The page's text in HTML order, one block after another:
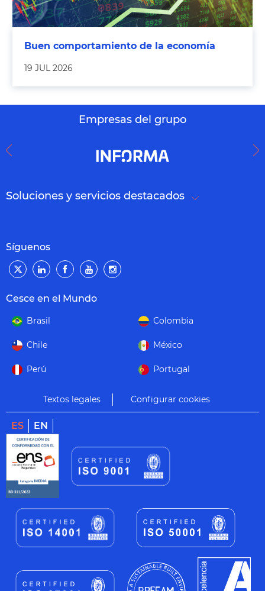
Buen comportamiento de la economía
19 JUL 2026
Empresas del grupo
Soluciones y servicios destacados
Síguenos
Cesce en el Mundo
Brasil Colombia
Chile México
Perú Portugal
Textos legales Configurar cookies
ES EN